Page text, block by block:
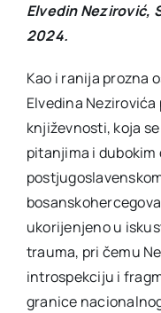
Elvedin Nezirović,
2024.
Kao i ranija prozna
Elvedina
književnosti, koja
pitanjima i
ukorijenjeno u
trauma, pri čemu
introspekciju i
granice